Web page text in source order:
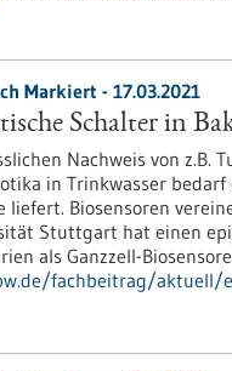
Markiert - 17.03.2021
Schalter in
Nachweis von z.B.
in Trinkwasser
liefert. Biosensoren
Stuttgart hat einen
als Ganzzell-
fachbeitrag/aktuell/